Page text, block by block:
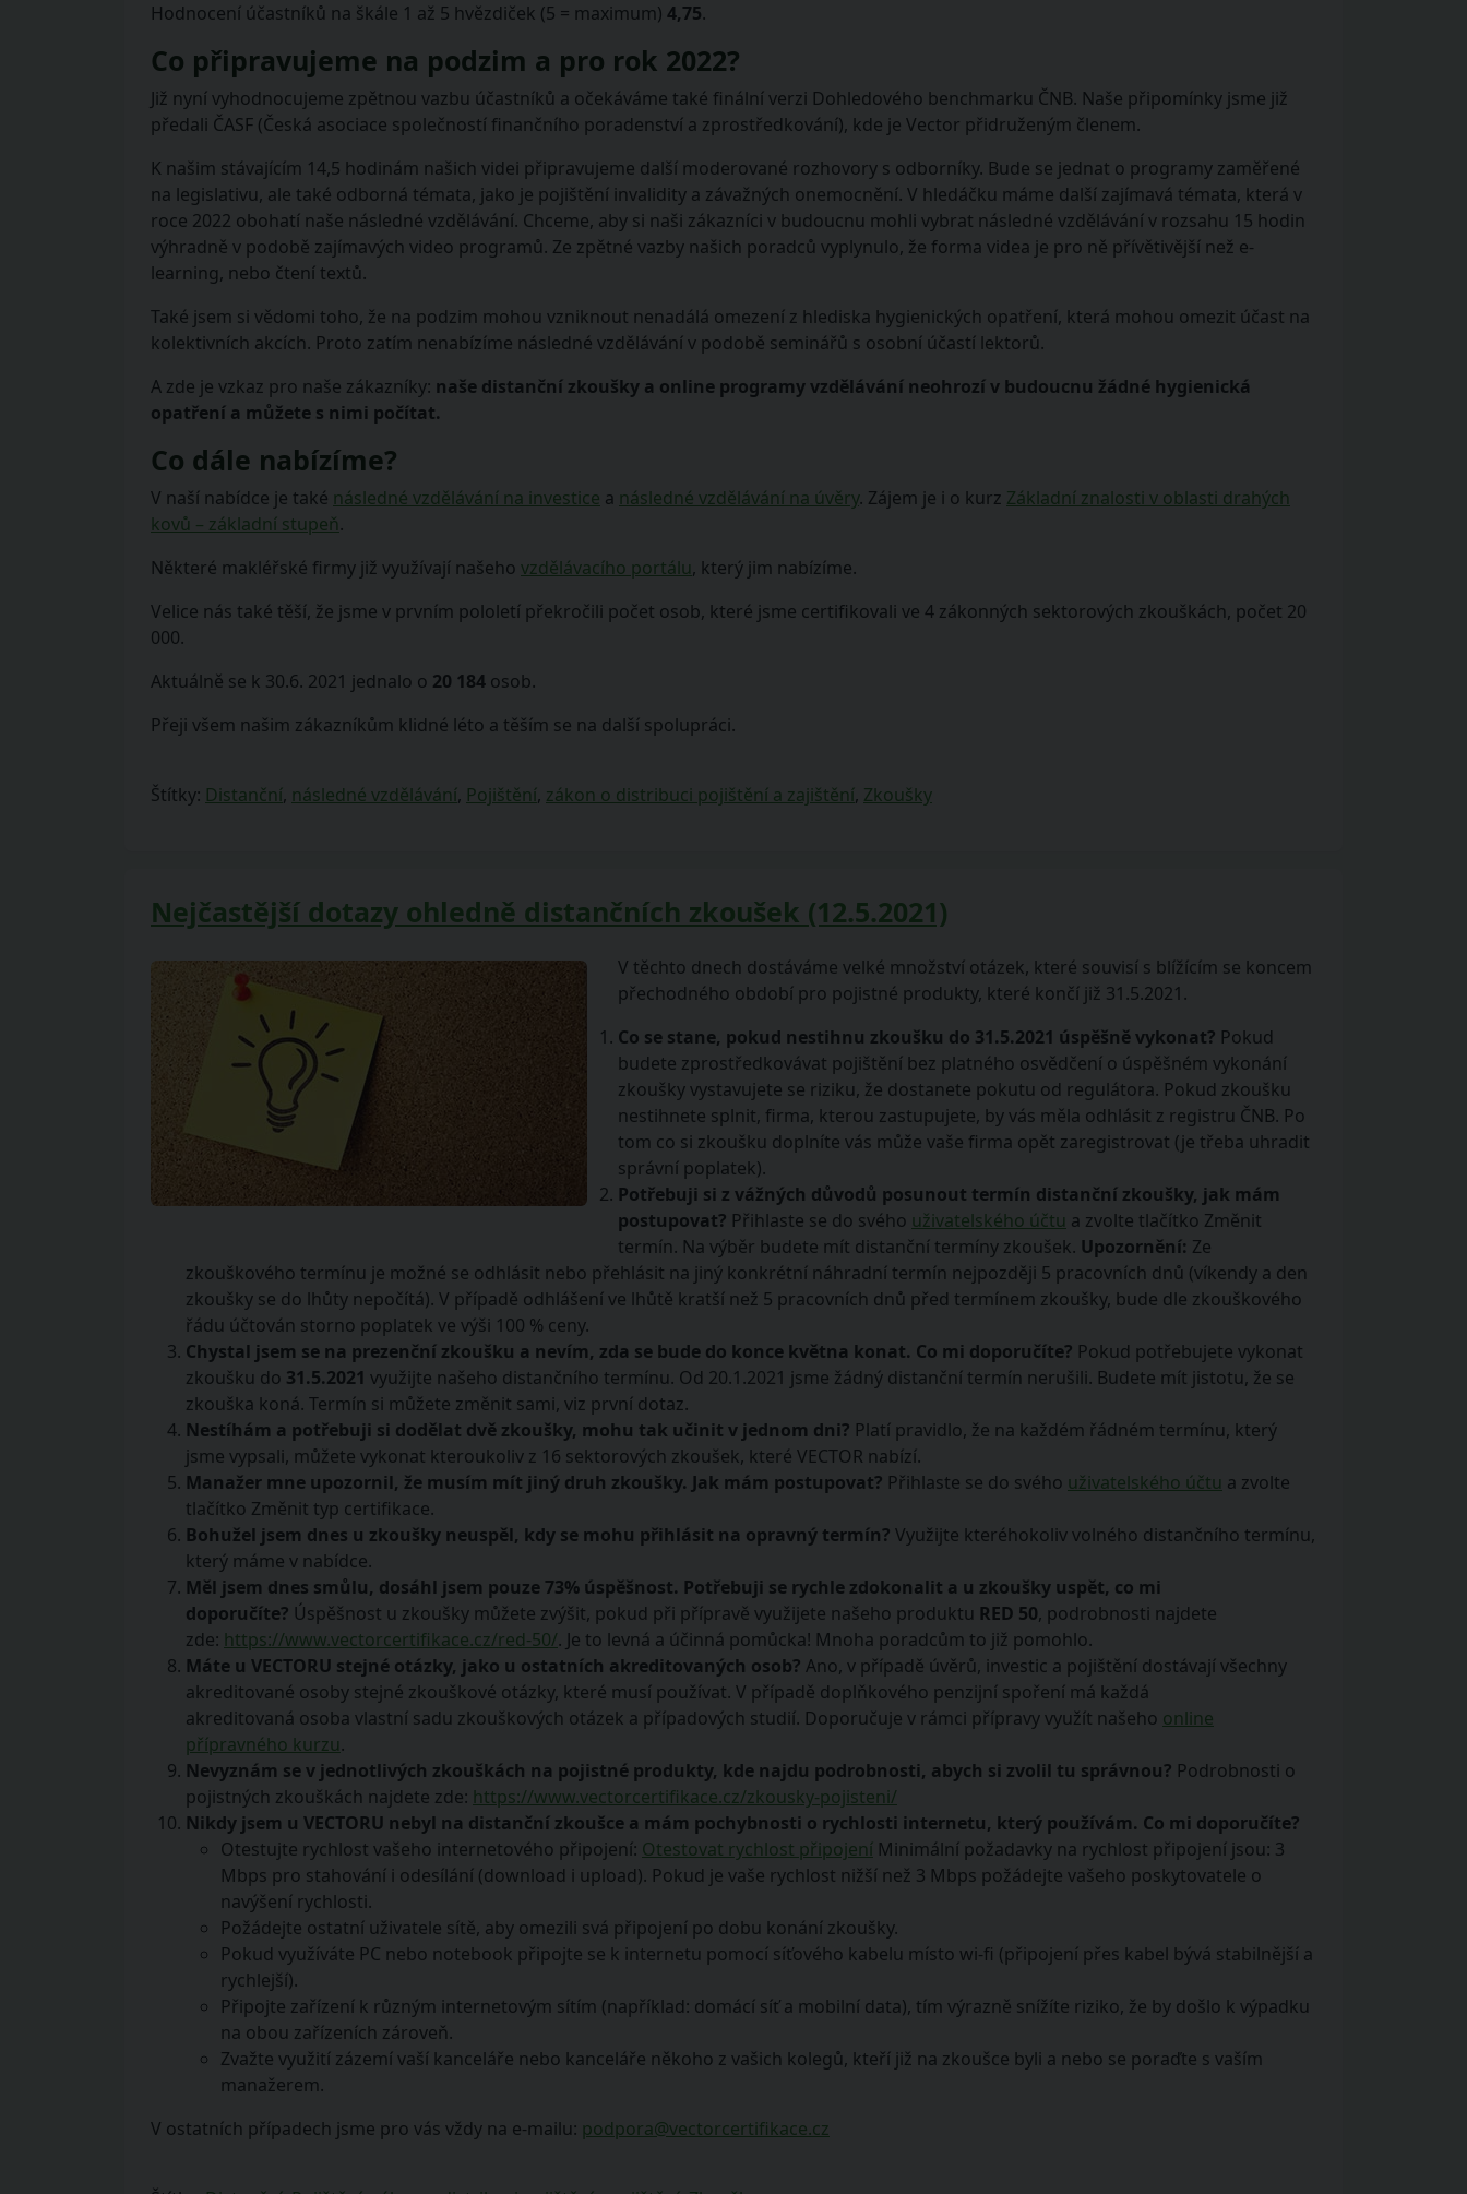
Hodnocení účastníků na škále 1 až 5 hvězdiček (5 = maximum) 4,75.
Co připravujeme na podzim a pro rok 2022?
Již nyní vyhodnocujeme zpětnou vazbu účastníků a očekáváme také finální verzi Dohledového benchmarku ČNB. Naše připomínky jsme již
předali ČASF (Česká asociace společností finančního poradenství a zprostředkování), kde je Vector přidruženým členem.
K našim stávajícím 14,5 hodinám našich videi připravujeme další moderované rozhovory s odborníky. Bude se jednat o programy zaměřené
na legislativu, ale také odborná témata, jako je pojištění invalidity a závažných onemocnění. V hledáčku máme další zajímavá témata, která v
roce 2022 obohatí naše následné vzdělávání. Chceme, aby si naši zákazníci v budoucnu mohli vybrat následné vzdělávání v rozsahu 15 hodin
výhradně v podobě zajímavých video programů. Ze zpětné vazby našich poradců vyplynulo, že forma videa je pro ně přívětivější než e-
learning, nebo čtení textů.
Také jsem si vědomi toho, že na podzim mohou vzniknout nenadálá omezení z hlediska hygienických opatření, která mohou omezit účast na
kolektivních akcích. Proto zatím nenabízíme následné vzdělávání v podobě seminářů s osobní účastí lektorů.
A zde je vzkaz pro naše zákazníky: naše distanční zkoušky a online programy vzdělávání neohrozí v budoucnu žádné hygienická
opatření a můžete s nimi počítat.
Co dále nabízíme?
V naší nabídce je také následné vzdělávání na investice a následné vzdělávání na úvěry. Zájem je i o kurz Základní znalosti v oblasti drahých
kovů – základní stupeň.
Některé makléřské firmy již využívají našeho vzdělávacího portálu, který jim nabízíme.
Velice nás také těší, že jsme v prvním pololetí překročili počet osob, které jsme certifikovali ve 4 zákonných sektorových zkouškách, počet 20
000.
Aktuálně se k 30.6. 2021 jednalo o 20 184 osob.
Přeji všem našim zákazníkům klidné léto a těším se na další spolupráci.
Štítky: Distanční, následné vzdělávání, Pojištění, zákon o distribuci pojištění a zajištění, Zkoušky
Nejčastější dotazy ohledně distančních zkoušek (12.5.2021)
V těchto dnech dostáváme velké množství otázek, které souvisí s blížícím se koncem
přechodného období pro pojistné produkty, které končí již 31.5.2021.
Co se stane, pokud nestihnu zkoušku do 31.5.2021 úspěšně vykonat? Pokud
budete zprostředkovávat pojištění bez platného osvědčení o úspěšném vykonání
zkoušky vystavujete se riziku, že dostanete pokutu od regulátora. Pokud zkoušku
nestihnete splnit, firma, kterou zastupujete, by vás měla odhlásit z registru ČNB. Po
tom co si zkoušku doplníte vás může vaše firma opět zaregistrovat (je třeba uhradit
správní poplatek).
Potřebuji si z vážných důvodů posunout termín distanční zkoušky, jak mám
postupovat? Přihlaste se do svého uživatelského účtu a zvolte tlačítko Změnit
termín. Na výběr budete mít distanční termíny zkoušek. Upozornění: Ze
zkouškového termínu je možné se odhlásit nebo přehlásit na jiný konkrétní náhradní termín nejpozději 5 pracovních dnů (víkendy a den
zkoušky se do lhůty nepočítá). V případě odhlášení ve lhůtě kratší než 5 pracovních dnů před termínem zkoušky, bude dle zkouškového
řádu účtován storno poplatek ve výši 100 % ceny.
Chystal jsem se na prezenční zkoušku a nevím, zda se bude do konce května konat. Co mi doporučíte? Pokud potřebujete vykonat
zkoušku do 31.5.2021 využijte našeho distančního termínu. Od 20.1.2021 jsme žádný distanční termín nerušili. Budete mít jistotu, že se
zkouška koná. Termín si můžete změnit sami, viz první dotaz.
Nestíhám a potřebuji si dodělat dvě zkoušky, mohu tak učinit v jednom dni? Platí pravidlo, že na každém řádném termínu, který
jsme vypsali, můžete vykonat kteroukoliv z 16 sektorových zkoušek, které VECTOR nabízí.
Manažer mne upozornil, že musím mít jiný druh zkoušky. Jak mám postupovat? Přihlaste se do svého uživatelského účtu a zvolte
tlačítko Změnit typ certifikace.
Bohužel jsem dnes u zkoušky neuspěl, kdy se mohu přihlásit na opravný termín? Využijte kteréhokoliv volného distančního termínu,
který máme v nabídce.
Měl jsem dnes smůlu, dosáhl jsem pouze 73% úspěšnost. Potřebuji se rychle zdokonalit a u zkoušky uspět, co mi
doporučíte? Úspěšnost u zkoušky můžete zvýšit, pokud při přípravě využijete našeho produktu RED 50, podrobnosti najdete
zde: https://www.vectorcertifikace.cz/red-50/. Je to levná a účinná pomůcka! Mnoha poradcům to již pomohlo.
Máte u VECTORU stejné otázky, jako u ostatních akreditovaných osob? Ano, v případě úvěrů, investic a pojištění dostávají všechny
akreditované osoby stejné zkouškové otázky, které musí používat. V případě doplňkového penzijní spoření má každá
akreditovaná osoba vlastní sadu zkouškových otázek a případových studií. Doporučuje v rámci přípravy využít našeho online
přípravného kurzu.
Nevyznám se v jednotlivých zkouškách na pojistné produkty, kde najdu podrobnosti, abych si zvolil tu správnou? Podrobnosti o
pojistných zkouškách najdete zde: https://www.vectorcertifikace.cz/zkousky-pojisteni/
Nikdy jsem u VECTORU nebyl na distanční zkoušce a mám pochybnosti o rychlosti internetu, který používám. Co mi doporučíte?
Otestujte rychlost vašeho internetového připojení: Otestovat rychlost připojení Minimální požadavky na rychlost připojení jsou: 3
Mbps pro stahování i odesílání (download i upload). Pokud je vaše rychlost nižší než 3 Mbps požádejte vašeho poskytovatele o
navýšení rychlosti.
Požádejte ostatní uživatele sítě, aby omezili svá připojení po dobu konání zkoušky.
Pokud využíváte PC nebo notebook připojte se k internetu pomocí síťového kabelu místo wi-fi (připojení přes kabel bývá stabilnější a
rychlejší).
Připojte zařízení k různým internetovým sítím (například: domácí síť a mobilní data), tím výrazně snížíte riziko, že by došlo k výpadku
na obou zařízeních zároveň.
Zvažte využití zázemí vaší kanceláře nebo kanceláře někoho z vašich kolegů, kteří již na zkoušce byli a nebo se poraďte s vaším
manažerem.
V ostatních případech jsme pro vás vždy na e-mailu: podpora@vectorcertifikace.cz